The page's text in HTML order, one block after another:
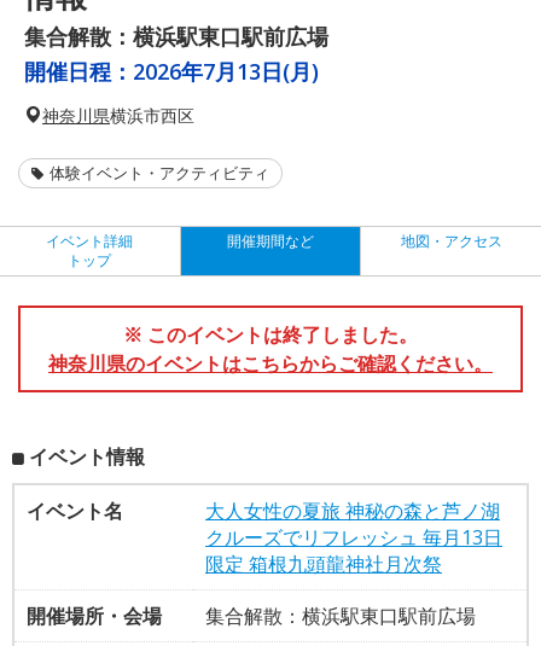
集合解散：横浜駅東口駅前広場
開催日程： 2026年7月13日(月)
神奈川県横浜市西区
体験イベント・アクティビティ
イベント詳細
トップ
開催期間など 地図・アクセス
※ このイベントは終了しました。
神奈川県のイベントはこちらからご確認ください。
イベント情報
イベント名
大人女性の夏旅 神秘の森と芦ノ湖
クルーズでリフレッシュ 毎月13日
限定 箱根九頭龍神社月次祭
開催場所・会場
集合解散：横浜駅東口駅前広場